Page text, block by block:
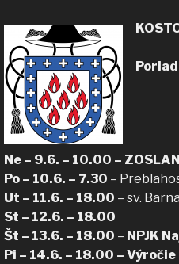
Ne – 9.6. – 10.00 –
Po – 10.6. – 7.30 –
Ut – 11.6. – 18.00 – sv.
St – 12.6. – 18.00
Št – 13.6. – 18.00 – NPJK
Pi – 14.6. – 18.00 –